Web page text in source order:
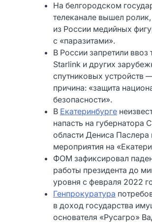
На белгородском
телеканале вышел
из России медийных
с «паразитами».
В России запретили ввоз
Starlink и других
спутниковых устройств
причина: «защита
безопасности».
В Екатеринбурге
напасть на губернатора
области Дениса Паслера
мероприятия на
ФОМ зафиксировал
работы президента до
уровня с февраля 2022
Генпрокуратура
в доход государства
основателя «Русагро»